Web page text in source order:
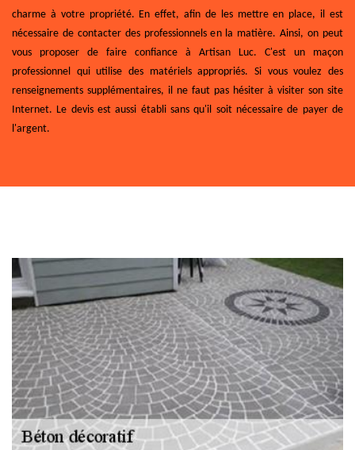
charme à votre propriété. En effet, afin de les mettre en place, il est
nécessaire de contacter des professionnels en la matière. Ainsi, on peut
vous proposer de faire confiance à Artisan Luc. C'est un maçon
professionnel qui utilise des matériels appropriés. Si vous voulez des
renseignements supplémentaires, il ne faut pas hésiter à visiter son site
Internet. Le devis est aussi établi sans qu'il soit nécessaire de payer de
l'argent.